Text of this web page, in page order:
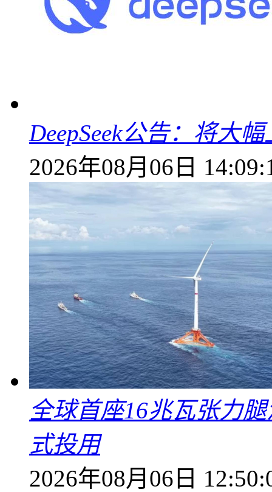
DeepSeek公告：将大
2026年08月06日
全球首座16兆瓦张力
式投用
2026年08月06日